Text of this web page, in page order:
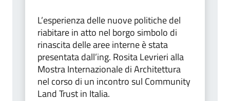
L’esperienza delle nuove politiche del
riabitare in atto nel borgo simbolo di
rinascita delle aree interne è stata
presentata dall’ing. Rosita Levrieri alla
Mostra Internazionale di Architettura
nel corso di un incontro sul Community
Land Trust in Italia.